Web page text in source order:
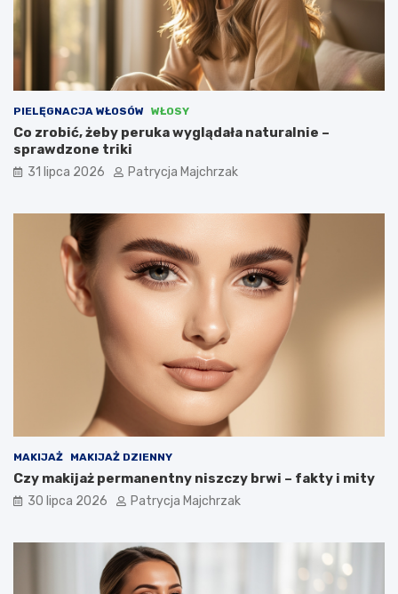
PIELĘGNACJA WŁOSÓW WŁOSY
Co zrobić, żeby peruka wyglądała naturalnie –
sprawdzone triki
31 lipca 2026 Patrycja Majchrzak
MAKIJAŻ MAKIJAŻ DZIENNY
Czy makijaż permanentny niszczy brwi – fakty i mity
30 lipca 2026 Patrycja Majchrzak